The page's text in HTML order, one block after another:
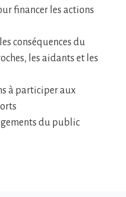
financer les actions
conséquences du
les aidants et les
à participer aux
du public